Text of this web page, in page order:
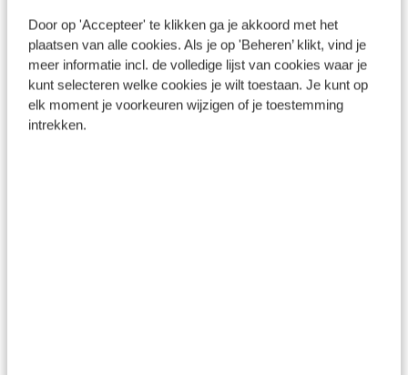
Door op 'Accepteer' te klikken ga je akkoord met het
plaatsen van alle cookies. Als je op 'Beheren’ klikt, vind je
meer informatie incl. de volledige lijst van cookies waar je
kunt selecteren welke cookies je wilt toestaan. Je kunt op
elk moment je voorkeuren wijzigen of je toestemming
intrekken.
Silvretta Montafon